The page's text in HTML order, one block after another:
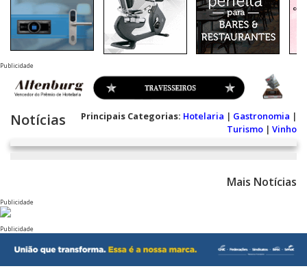
Publicidade
Notícias Principais Categorias: Hotelaria | Gastronomia |
Turismo | Vinho
Mais Notícias
Publicidade
Publicidade